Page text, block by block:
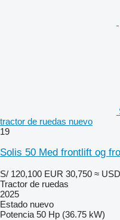
tractor de ruedas nuevo
19
Solis 50 Med frontlift og
S/ 120,100 EUR 30,750 ≈
Tractor de ruedas
2025
Estado nuevo
Potencia 50 Hp (36.75 kW)